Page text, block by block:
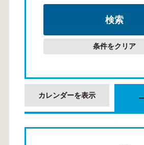
条件をクリア
カレンダーを表示